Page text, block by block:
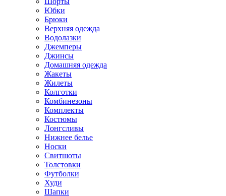
Юбки
Брюки
Верхняя одежда
Водолазки
Джемперы
Джинсы
Домашняя одежда
Жакеты
Жилеты
Колготки
Комбинезоны
Комплекты
Костюмы
Лонгсливы
Нижнее белье
Носки
Свитшоты
Толстовки
Футболки
Худи
Шапки